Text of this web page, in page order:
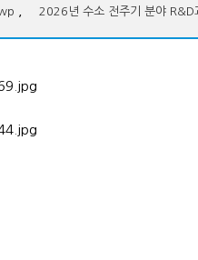
2026년 수소 전주기 분야